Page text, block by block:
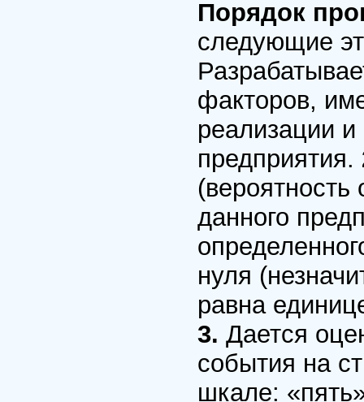
Порядок
следующие
факторов,
реализации
предприятия.
данного
нуля
равна
3. Дается
события на
шкале: